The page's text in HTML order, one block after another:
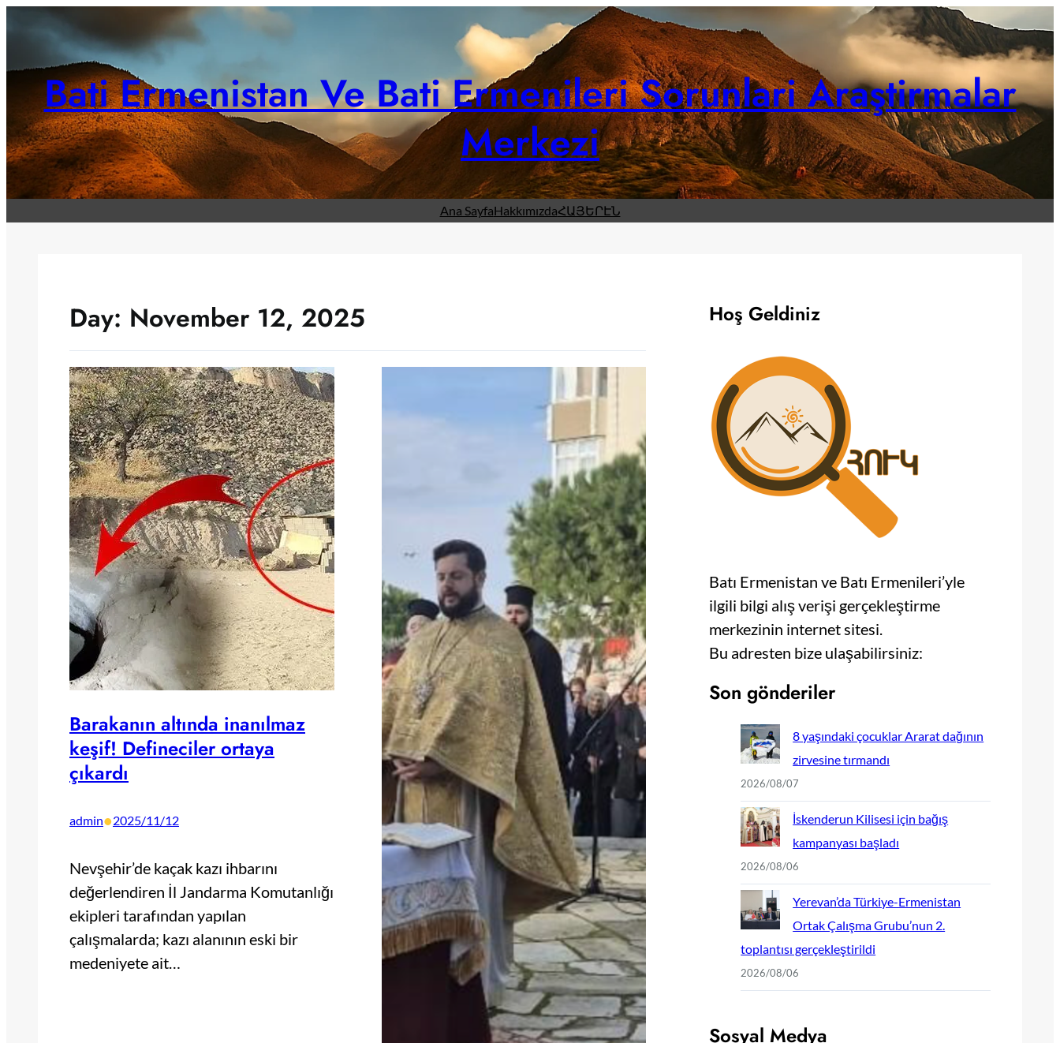
content
Bati Ermenistan Ve Bati Ermenileri Sorunlari Araştirmalar
Merkezi
Ana SayfaHakkımızdaՀԱՅԵՐԷՆ
Day: November 12, 2025
Barakanın altında inanılmaz
keşif! Defineciler ortaya
çıkardı
admin•2025/11/12
Nevşehir’de kaçak kazı ihbarını
değerlendiren İl Jandarma Komutanlığı
ekipleri tarafından yapılan
çalışmalarda; kazı alanının eski bir
medeniyete ait…
Hoş Geldiniz
Batı Ermenistan ve Batı Ermenileri’yle
ilgili bilgi alış verişi gerçekleştirme
merkezinin internet sitesi.
Bu adresten bize ulaşabilirsiniz:
Son gönderiler
8 yaşındaki çocuklar Ararat dağının
zirvesine tırmandı
2026/08/07
İskenderun Kilisesi için bağış
kampanyası başladı
2026/08/06
Yerevan’da Türkiye-Ermenistan
Ortak Çalışma Grubu’nun 2.
toplantısı gerçekleştirildi
2026/08/06
Sosyal Medya